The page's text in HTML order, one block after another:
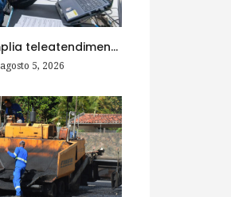
Meu SUS Digital amplia teleatendimentos para pessoas com problemas com jogos e apostas
agosto 5, 2026